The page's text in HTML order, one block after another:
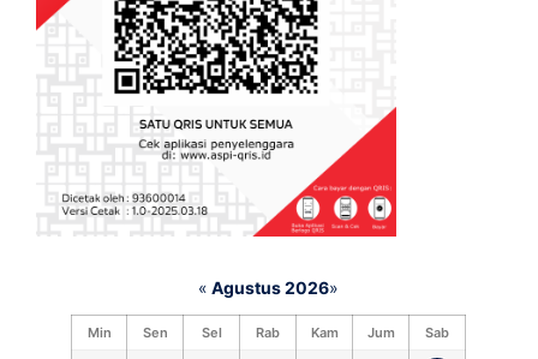
« Agustus 2026»
Min Sen Sel Rab Kam Jum Sab